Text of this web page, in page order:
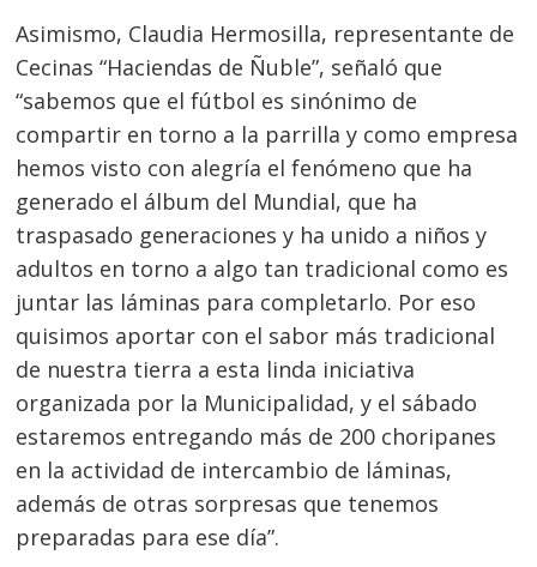
Asimismo, Claudia Hermosilla, representante de
Cecinas “Haciendas de Ñuble”, señaló que
“sabemos que el fútbol es sinónimo de
compartir en torno a la parrilla y como empresa
hemos visto con alegría el fenómeno que ha
generado el álbum del Mundial, que ha
traspasado generaciones y ha unido a niños y
adultos en torno a algo tan tradicional como es
juntar las láminas para completarlo. Por eso
quisimos aportar con el sabor más tradicional
de nuestra tierra a esta linda iniciativa
organizada por la Municipalidad, y el sábado
estaremos entregando más de 200 choripanes
en la actividad de intercambio de láminas,
además de otras sorpresas que tenemos
preparadas para ese día”.